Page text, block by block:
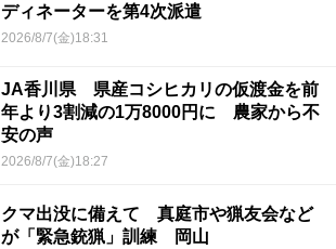
ディネーターを第4次派遣
2026/8/7(金)18:31
JA香川県 県産コシヒカリの仮渡金を前
年より3割減の1万8000円に 農家から不
安の声
2026/8/7(金)18:27
クマ出没に備えて 真庭市や猟友会など
が「緊急銃猟」訓練 岡山